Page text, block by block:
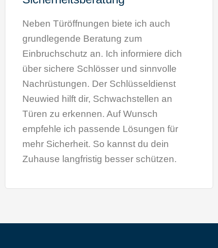
Neben Türöffnungen biete ich auch
grundlegende Beratung zum
Einbruchschutz an. Ich informiere dich
über sichere Schlösser und sinnvolle
Nachrüstungen. Der Schlüsseldienst
Neuwied hilft dir, Schwachstellen an
Türen zu erkennen. Auf Wunsch
empfehle ich passende Lösungen für
mehr Sicherheit. So kannst du dein
Zuhause langfristig besser schützen.